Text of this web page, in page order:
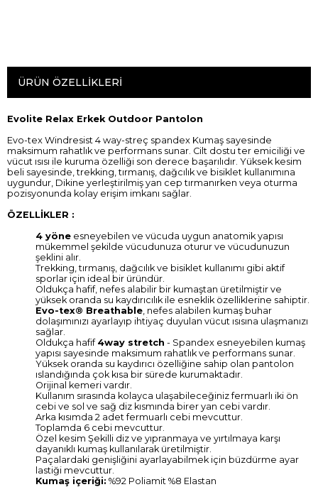
ÜRÜN ÖZELLIKLERI
Evolite Relax Erkek Outdoor Pantolon
Evo-tex Windresist 4 way-streç spandex Kumaş sayesinde
maksimum rahatlık ve performans sunar. Cilt dostu ter emiciliği ve
vücut ısısı ile kuruma özelliği son derece başarılıdır. Yüksek kesim
beli sayesinde, trekking, tırmanış, dağcılık ve bisiklet kullanımına
uygundur, Dikine yerleştirilmiş yan cep tırmanırken veya oturma
pozisyonunda kolay erişim imkanı sağlar.
ÖZELLİKLER :
4 yöne esneyebilen ve vücuda uygun anatomik yapısı
mükemmel şekilde vücudunuza oturur ve vücudunuzun
şeklini alır.
Trekking, tırmanış, dağcılık ve bisiklet kullanımı gibi aktif
sporlar için ideal bir üründür.
Oldukça hafif, nefes alabilir bir kumaştan üretilmiştir ve
yüksek oranda su kaydırıcılık ile esneklik özelliklerine sahiptir.
Evo-tex® Breathable, nefes alabilen kumaş buhar
dolaşımınızı ayarlayıp ihtiyaç duyulan vücut ısısına ulaşmanızı
sağlar.
Oldukça hafif 4way stretch - Spandex esneyebilen kumaş
yapısı sayesinde maksimum rahatlık ve performans sunar.
Yüksek oranda su kaydırıcı özelliğine sahip olan pantolon
ıslandığında çok kısa bir sürede kurumaktadır.
Orijinal kemeri vardır.
Kullanım sırasında kolayca ulaşabileceğiniz fermuarlı iki ön
cebi ve sol ve sağ diz kısmında birer yan cebi vardır.
Arka kısımda 2 adet fermuarlı cebi mevcuttur.
Toplamda 6 cebi mevcuttur.
Özel kesim Şekilli diz ve yıpranmaya ve yırtılmaya karşı
dayanıklı kumaş kullanılarak üretilmiştir.
Paçalardaki genişliğini ayarlayabilmek için büzdürme ayar
lastiği mevcuttur.
Kumaş içeriği: %92 Poliamit %8 Elastan